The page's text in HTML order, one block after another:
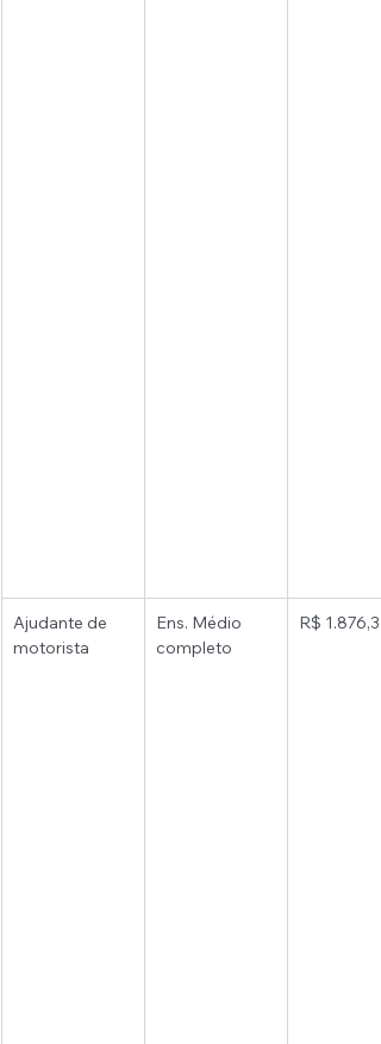
Ajudante de
motorista
Ens. Médio
completo
R$ 1.876,31